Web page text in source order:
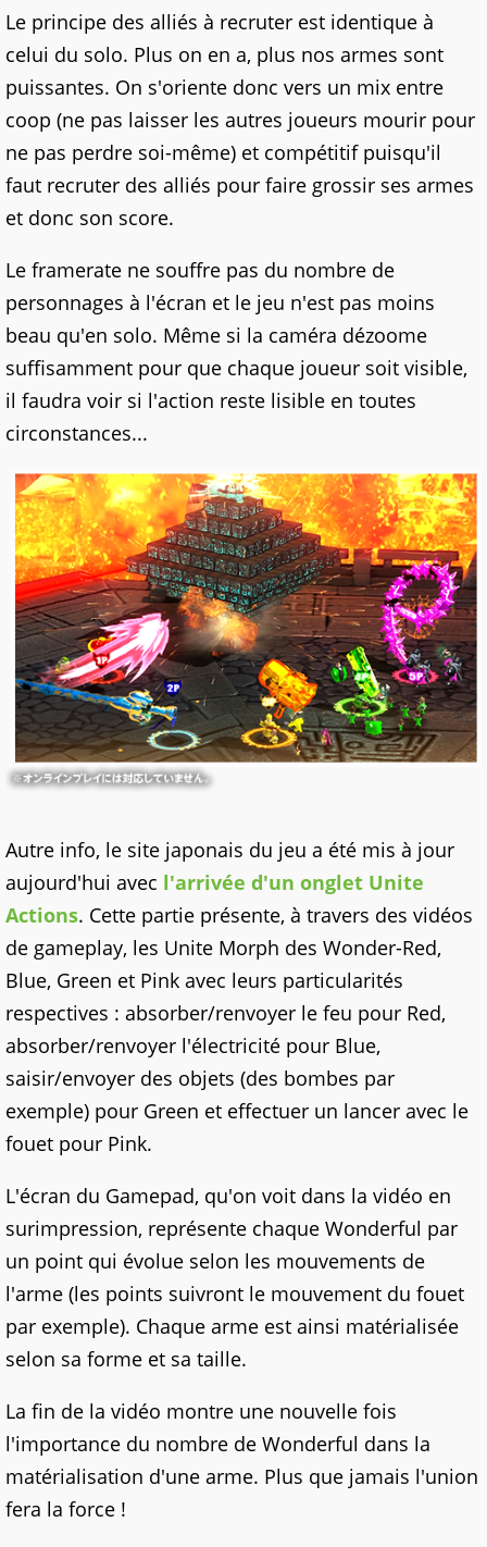
Le principe des alliés à recruter est identique à
celui du solo. Plus on en a, plus nos armes sont
puissantes. On s'oriente donc vers un mix entre
coop (ne pas laisser les autres joueurs mourir pour
ne pas perdre soi-même) et compétitif puisqu'il
faut recruter des alliés pour faire grossir ses armes
et donc son score.
Le framerate ne souffre pas du nombre de
personnages à l'écran et le jeu n'est pas moins
beau qu'en solo. Même si la caméra dézoome
suffisamment pour que chaque joueur soit visible,
il faudra voir si l'action reste lisible en toutes
circonstances...
Autre info, le site japonais du jeu a été mis à jour
aujourd'hui avec l'arrivée d'un onglet Unite
Actions. Cette partie présente, à travers des vidéos
de gameplay, les Unite Morph des Wonder-Red,
Blue, Green et Pink avec leurs particularités
respectives : absorber/renvoyer le feu pour Red,
absorber/renvoyer l'électricité pour Blue,
saisir/envoyer des objets (des bombes par
exemple) pour Green et effectuer un lancer avec le
fouet pour Pink.
L'écran du Gamepad, qu'on voit dans la vidéo en
surimpression, représente chaque Wonderful par
un point qui évolue selon les mouvements de
l'arme (les points suivront le mouvement du fouet
par exemple). Chaque arme est ainsi matérialisée
selon sa forme et sa taille.
La fin de la vidéo montre une nouvelle fois
l'importance du nombre de Wonderful dans la
matérialisation d'une arme. Plus que jamais l'union
fera la force !